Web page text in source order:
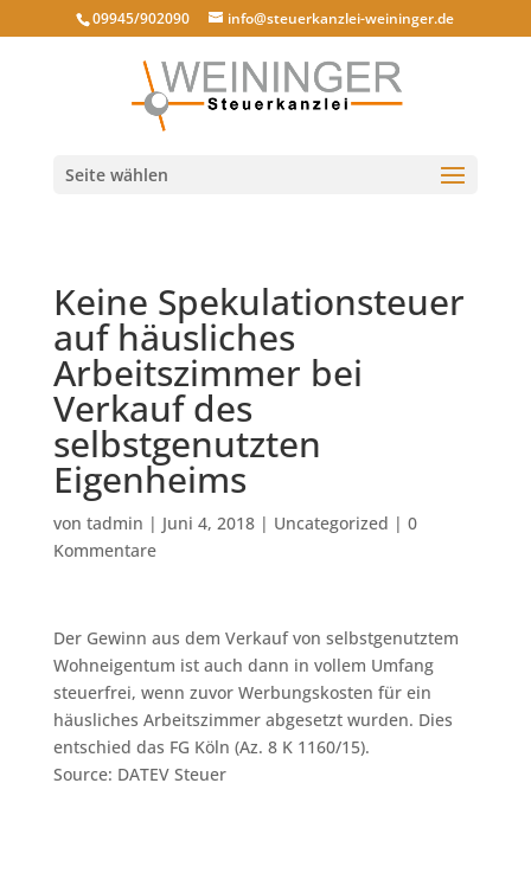
09945/902090 info@steuerkanzlei-weininger.de
Seite wählen
Keine Spekulationsteuer
auf häusliches
Arbeitszimmer bei
Verkauf des
selbstgenutzten
Eigenheims
von tadmin | Juni 4, 2018| Uncategorized | 0
Kommentare
Der Gewinn aus dem Verkauf von selbstgenutztem
Wohneigentum ist auch dann in vollem Umfang
steuerfrei, wenn zuvor Werbungskosten für ein
häusliches Arbeitszimmer abgesetzt wurden. Dies
entschied das FG Köln (Az. 8 K 1160/15).
Source: DATEV Steuer